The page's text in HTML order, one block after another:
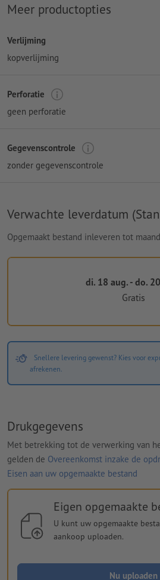
Meer productopties
Verlijming
kopverlijming
Perforatie
geen perforatie
Gegevenscontrole
zonder gegevenscontrole
Verwachte leverdatum
Opgemaakt bestand inleveren tot
di. 18 aug. - do.
Gratis
Snellere levering gewenst? Kies voor
afrekenen.
Drukgegevens
Met betrekking tot de verwerking van
gelden de Overeenkomst inzake de
Eisen aan uw opgemaakte bestand
Eigen opgemaakte
U kunt uw opgemaakte
aankoop uploaden.
Nu uploaden